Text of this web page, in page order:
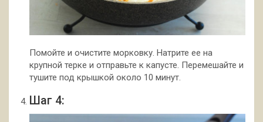
Помойте и очистите морковку. Натрите ее на
крупной терке и отправьте к капусте. Перемешайте и
тушите под крышкой около 10 минут.
Шаг 4: